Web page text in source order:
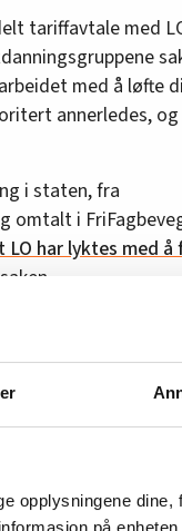
opplysningene
på
tariffavtale med
med å løfte
annerledes, og
i staten, fra
omtalt i
har lyktes med å
rapporten som
og
SSB-rapporten
lønnsutviklingen
en del av Fafos
heller ikke tall for